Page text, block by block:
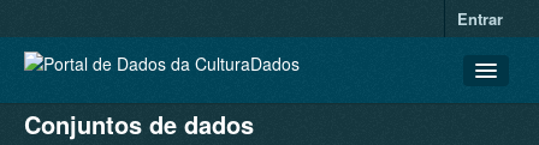
Entrar
CONJUNTOS DE DADOS
Conjuntos de dados